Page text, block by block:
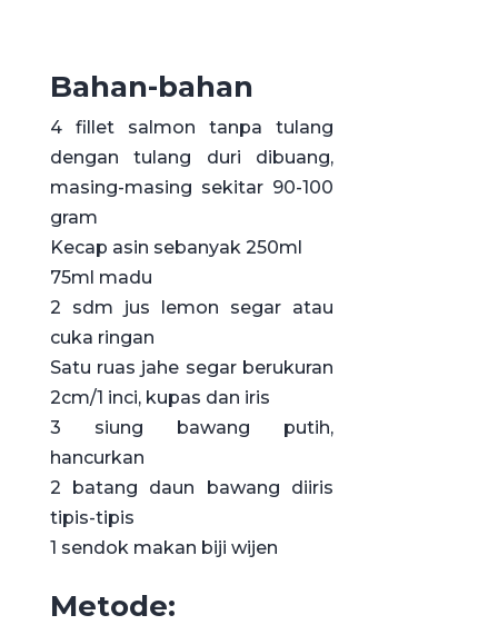
Bahan-bahan
4 fillet salmon tanpa tulang
dengan tulang duri dibuang,
masing-masing sekitar 90-100
gram
Kecap asin sebanyak 250ml
75ml madu
2 sdm jus lemon segar atau
cuka ringan
Satu ruas jahe segar berukuran
2cm/1 inci, kupas dan iris
3 siung bawang putih,
hancurkan
2 batang daun bawang diiris
tipis-tipis
1 sendok makan biji wijen
Metode: